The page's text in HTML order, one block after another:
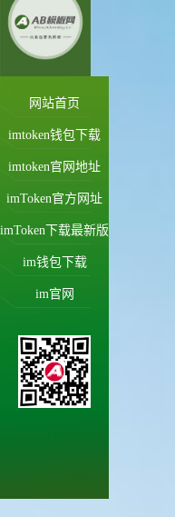
网站首页
imtoken钱包下载
imtoken官网地址
imToken官方网址
imToken下载最新版
im钱包下载
im官网